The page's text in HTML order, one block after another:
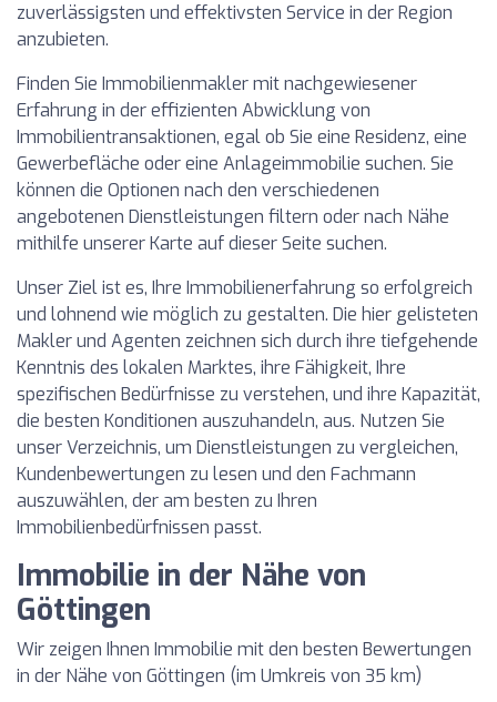
zuverlässigsten und effektivsten Service in der Region
anzubieten.
Finden Sie Immobilienmakler mit nachgewiesener
Erfahrung in der effizienten Abwicklung von
Immobilientransaktionen, egal ob Sie eine Residenz, eine
Gewerbefläche oder eine Anlageimmobilie suchen. Sie
können die Optionen nach den verschiedenen
angebotenen Dienstleistungen filtern oder nach Nähe
mithilfe unserer Karte auf dieser Seite suchen.
Unser Ziel ist es, Ihre Immobilienerfahrung so erfolgreich
und lohnend wie möglich zu gestalten. Die hier gelisteten
Makler und Agenten zeichnen sich durch ihre tiefgehende
Kenntnis des lokalen Marktes, ihre Fähigkeit, Ihre
spezifischen Bedürfnisse zu verstehen, und ihre Kapazität,
die besten Konditionen auszuhandeln, aus. Nutzen Sie
unser Verzeichnis, um Dienstleistungen zu vergleichen,
Kundenbewertungen zu lesen und den Fachmann
auszuwählen, der am besten zu Ihren
Immobilienbedürfnissen passt.
Immobilie in der Nähe von
Göttingen
Wir zeigen Ihnen Immobilie mit den besten Bewertungen
in der Nähe von Göttingen (im Umkreis von 35 km)